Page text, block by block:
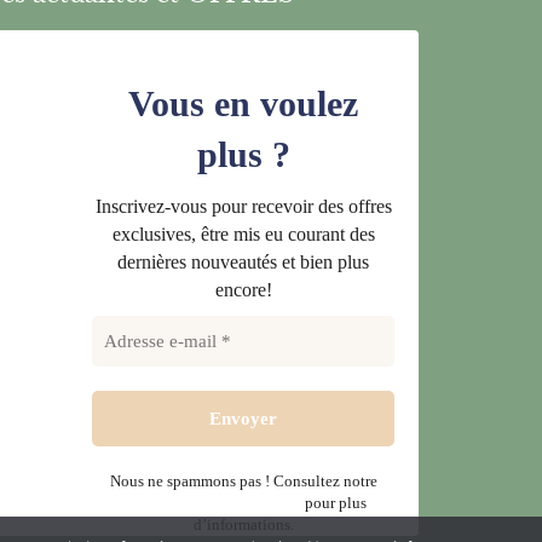
Vous en voulez
plus ?
Inscrivez-vous pour recevoir des offres
exclusives, être mis eu courant des
dernières nouveautés et bien plus
encore!
Nous ne spammons pas ! Consultez notre
pour plus
d’informations.